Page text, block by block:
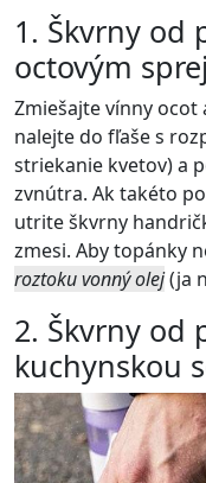
1. Škvrny od
octovým
Zmiešajte vínny ocot
nalejte do fľaše s
striekanie kvetov) a
zvnútra. Ak takéto
utrite škvrny
zmesi. Aby topánky
roztoku vonný olej(ja
2. Škvrny od
kuchynskou